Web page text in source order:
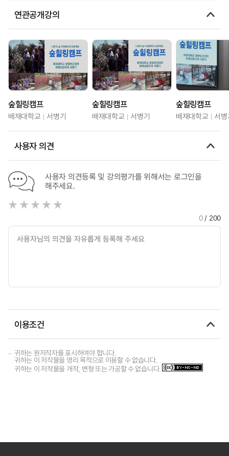
연관공개강의
숲힐링캠프
배재대학교 서병기
숲힐링캠프
배재대학교 서병기
숲힐링캠프
배재대학교 서
사용자 의견
사용자 의견등록 및 강의평가를 위해서는 로그인을
해주세요.
0/ 200
이용조건
귀하는 원저작자를 표시하여야 합니다.
귀하는 이 저작물을 영리 목적으로 이용할 수 없습니다.
귀하는 이 저작물을 개작, 변형 또는 가공할 수 없습니다.